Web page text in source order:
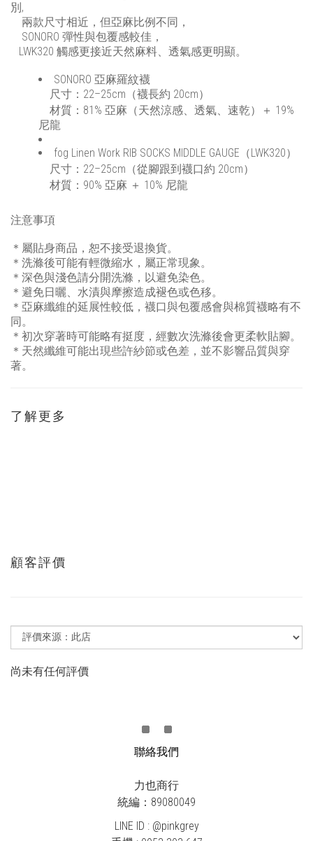
別,
兩款尺寸相近，但亞麻比例不同，
SONORO 彈性與包覆感較佳，
LWK320 觸感更接近天然麻料、透氣感更明顯。
SONORO 亞麻羅紋襪
尺寸：22–25cm（襪長約 20cm）
材質：81% 亞麻（天然涼感、透氣、速乾）＋ 19%
尼龍
fog Linen Work RIB SOCKS MIDDLE GAUGE（LWK320）
尺寸：22–25cm（從腳跟到襪口約 20cm）
材質：90% 亞麻 ＋ 10% 尼龍
注意事項
＊屬貼身商品，恕不接受退換貨。
＊洗滌後可能有輕微縮水，屬正常現象。
＊深色與淺色請分開洗滌，以避免染色。
＊避免日曬、水漬與摩擦造成褪色或色移。
＊亞麻纖維的延展性較低，襪口與包覆感會與棉質襪略有不
同。
＊初次穿著時可能略有挺度，經數次洗滌後會更柔軟貼腳。
＊天然纖維可能出現些許紗節或色差，並不影響品質與穿
著。
了解更多
顧客評價
尚未有任何評價
聯絡我們
力也商行
統編：89080049
LINE ID : @pinkgrey